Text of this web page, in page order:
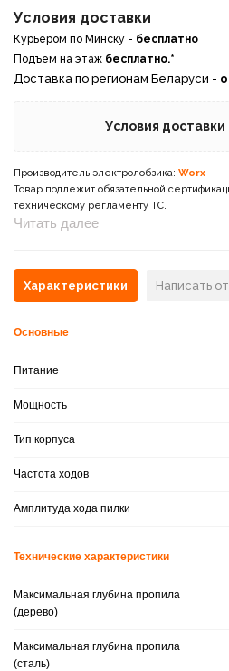
Условия доставки
Курьером по Минску - бесплатно
Подъем на этаж бесплатно.*
Доставка по регионам Беларуси -
Условия
Производитель электролобзика: Worx
Товар подлежит обязательной
техническому регламенту ТС.
Читать далее
Характеристики Написать
Основные
Питание
Мощность
Тип корпуса
Частота ходов
Амплитуда хода пилки
Технические характеристики
Максимальная глубина пропила
(дерево)
Максимальная глубина пропила
(сталь)